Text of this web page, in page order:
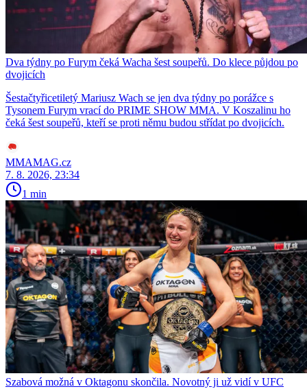
Dva týdny po Furym čeká Wacha šest soupeřů. Do klece půjdou po
dvojicích
Šestačtyřicetiletý Mariusz Wach se jen dva týdny po porážce s
Tysonem Furym vrací do PRIME SHOW MMA. V Koszalinu ho
čeká šest soupeřů, kteří se proti němu budou střídat po dvojicích.
MMAMAG.cz
7. 8. 2026, 23:34
1 min
Szabová možná v Oktagonu skončila. Novotný ji už vidí v UFC